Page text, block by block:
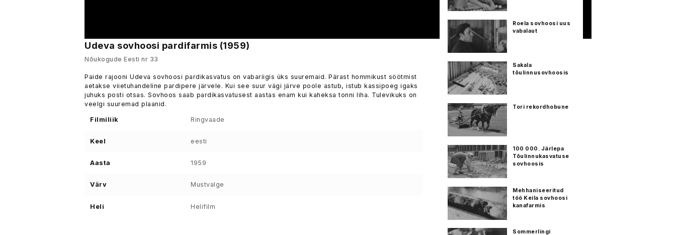
Udeva sovhoosi pardifarmis (1959)
Nõukogude Eesti nr 33
Paide rajooni Udeva sovhoosi pardikasvatus on vabariigis üks suuremaid. Pärast hommikust söötmist
aetakse viietuhandeline pardipere järvele. Kui see suur vägi järve poole astub, istub kassipoeg igaks
juhuks posti otsas. Sovhoos saab pardikasvatusest aastas enam kui kaheksa tonni liha. Tulevikuks on
veelgi suuremad plaanid.
Filmiliik Ringvaade
Keel eesti
Aasta 1959
Värv Mustvalge
Heli Helifilm
Roela sovhoosi uus
vabalaut
Sakala
tõulinnusovhoosis
Tori rekordhobune
100 000. Järlepa
Tõulinnukasvatuse
sovhoosis
Mehhaniseeritud
töö Keila sovhoosi
kanafarmis
Sommerlingi